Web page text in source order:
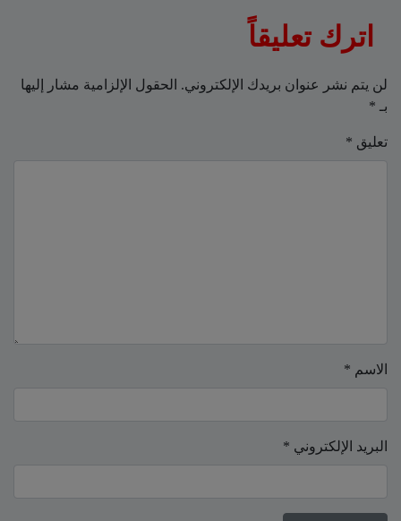
اترك تعليقاً
لن يتم نشر عنوان بريدك الإلكتروني. الحقول الإلزامية مشار إليها
بـ *
تعليق *
الاسم *
البريد الإلكتروني *